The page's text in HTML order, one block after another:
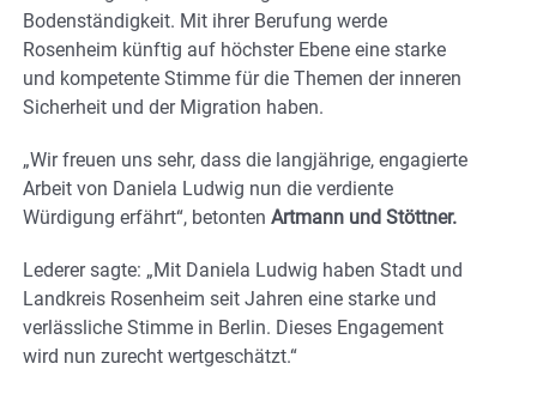
Bodenständigkeit. Mit ihrer Berufung werde
Rosenheim künftig auf höchster Ebene eine starke
und kompetente Stimme für die Themen der inneren
Sicherheit und der Migration haben.
„Wir freuen uns sehr, dass die langjährige, engagierte
Arbeit von Daniela Ludwig nun die verdiente
Würdigung erfährt“, betonten Artmann und Stöttner.
Lederer sagte: „Mit Daniela Ludwig haben Stadt und
Landkreis Rosenheim seit Jahren eine starke und
verlässliche Stimme in Berlin. Dieses Engagement
wird nun zurecht wertgeschätzt.“